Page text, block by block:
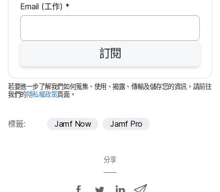
Email (工作) *必
填
欄
訂閱
若​要​進一步​了​解​我們​如何​蒐集、​使用、​揭露、​傳輸​及​儲存您​的​資訊，​請​前往​
我們​的隱私權​政策頁面。
標籤: Jamf Now Jamf Pro
分享
分
分
分